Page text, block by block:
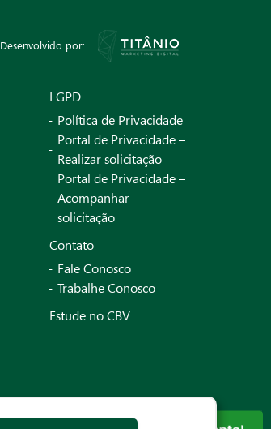
Desenvolvido por:
LGPD
Política de Privacidade
Portal de Privacidade –
Realizar solicitação
Portal de Privacidade –
Acompanhar
solicitação
Contato
Fale Conosco
Trabalhe Conosco
Estude no CBV